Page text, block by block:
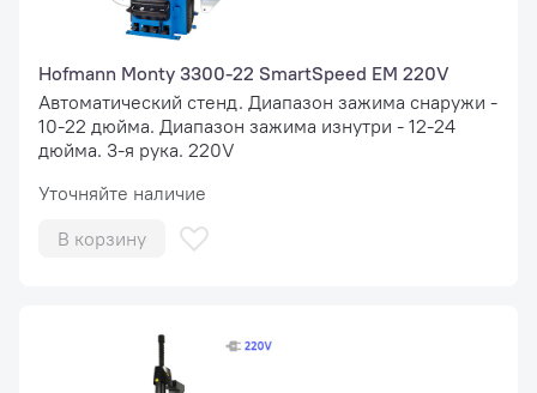
Hofmann Monty 3300-22 SmartSpeed EM 220V
Автоматический стенд. Диапазон зажима снаружи -
10-22 дюйма. Диапазон зажима изнутри - 12-24
дюйма. 3-я рука. 220V
Уточняйте наличие
В корзину